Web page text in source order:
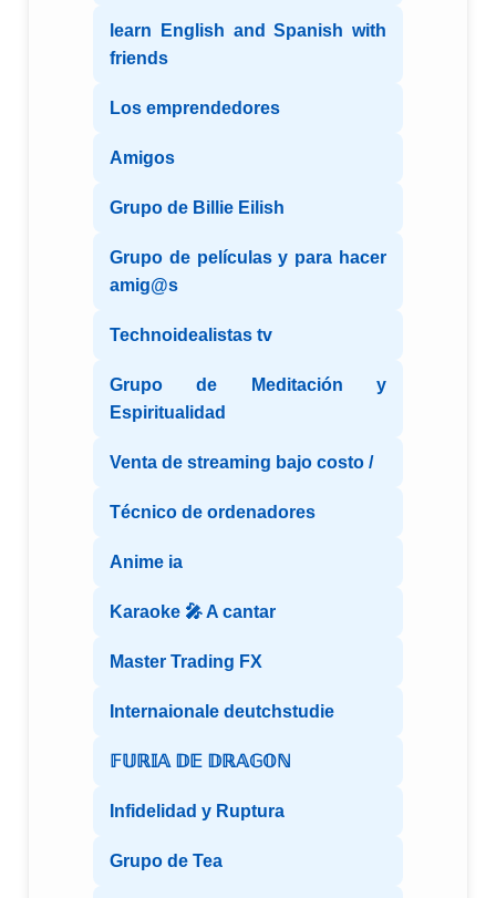
learn English and Spanish with
friends
Los emprendedores
Amigos
Grupo de Billie Eilish
Grupo de películas y para hacer
amig@s
Technoidealistas tv
Grupo de Meditación y
Espiritualidad
Venta de streaming bajo costo /
Técnico de ordenadores
Anime ia
Karaoke 🎤 A cantar
Master Trading FX
Internaionale deutchstudie
𝔽𝕌ℝ𝕀𝔸 𝔻𝔼 𝔻ℝ𝔸𝔾𝕆ℕ
Infidelidad y Ruptura
Grupo de Tea